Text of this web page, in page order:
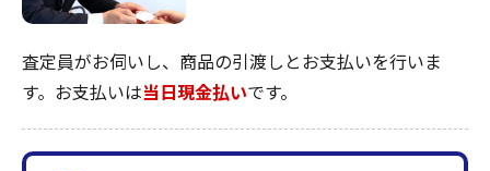
査定員がお伺いし、商品の引渡しとお支払いを行いま
す。お支払いは当日現金払いです。